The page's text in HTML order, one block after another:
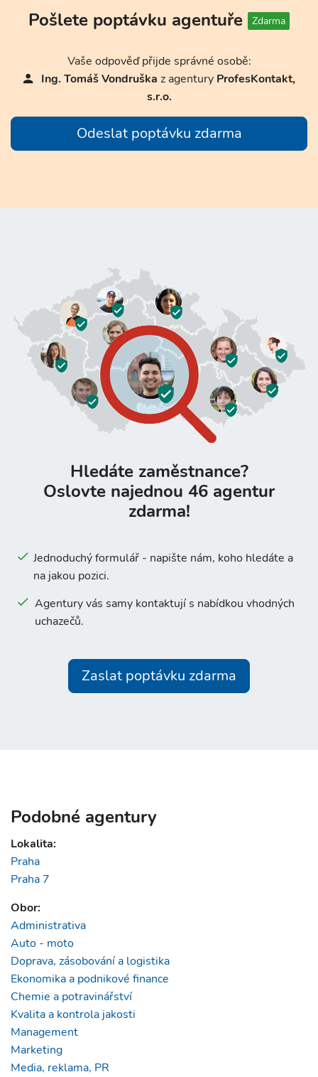
Pošlete poptávku agentuře Zdarma
Vaše odpověď přijde správné osobě:
Ing. Tomáš Vondruška z agentury ProfesKontakt,
s.r.o.
Odeslat poptávku zdarma
Hledáte zaměstnance?
Oslovte najednou 46 agentur
zdarma!
Jednoduchý formulář - napište nám, koho hledáte a
na jakou pozici.
Agentury vás samy kontaktují s nabídkou vhodných
uchazečů.
Zaslat poptávku zdarma
Podobné agentury
Lokalita:
Praha
Praha 7
Obor:
Administrativa
Auto - moto
Doprava, zásobování a logistika
Ekonomika a podnikové finance
Chemie a potravinářství
Kvalita a kontrola jakosti
Management
Marketing
Media, reklama, PR